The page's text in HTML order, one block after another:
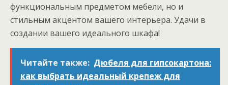
функциональным предметом мебели, но и
стильным акцентом вашего интерьера. Удачи в
создании вашего идеального шкафа!
Читайте также: Дюбеля для гипсокартона:
как выбрать идеальный крепеж для